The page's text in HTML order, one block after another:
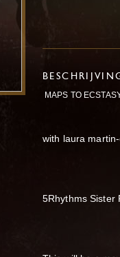
MAPS TO
with laura
5Rhythms Sister